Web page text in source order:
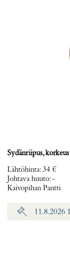
Sydänriipus,
Lähtöhinta:34 €
Johtava huuto:-
Kaivopihan Pantti
11.8.2026